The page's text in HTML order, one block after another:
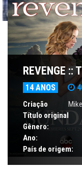
REVENGE ::
14 ANOS
Criação
Título original
Gênero:
Ano:
País de origem: